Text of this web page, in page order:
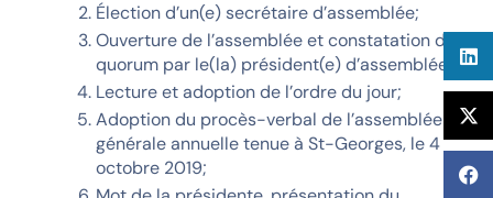
Élection d’un(e) secrétaire d’assemblée;
Ouverture de l’assemblée et constatation du
quorum par le(la) président(e) d’assemblée;
Lecture et adoption de l’ordre du jour;
Adoption du procès-verbal de l’assemblée
générale annuelle tenue à St-Georges, le 4
octobre 2019;